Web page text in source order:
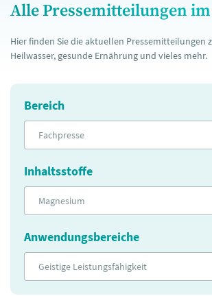
Alle Pressemitteilungen
Hier finden Sie die aktuellen Pressemitteilungen
Heilwasser, gesunde Ernährung und vieles mehr.
Bereich
Fachpresse
Inhaltsstoffe
Magnesium
Anwendungsbereiche
Geistige Leistungsfähigkeit